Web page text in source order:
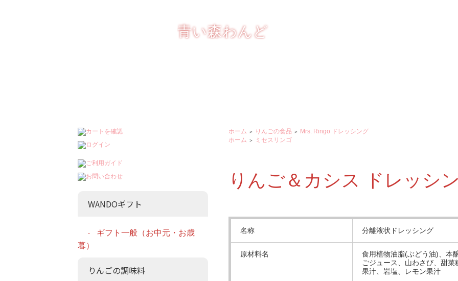
青い森わんど
ホーム ＞ りんごの食品 ＞
Mrs. Ringo ドレッシング
ホーム ＞ ミセスリンゴ
りんご＆カシス ドレッシ
名称 分離液状ドレッシング
原材料名
食用植物油脂(ぶどう油)、本
ごジュース、山わさび、甜
果汁、岩塩、レモン果汁
WANDOギフト
ギフト一般（お中元・お歳
暮）
りんごの調味料